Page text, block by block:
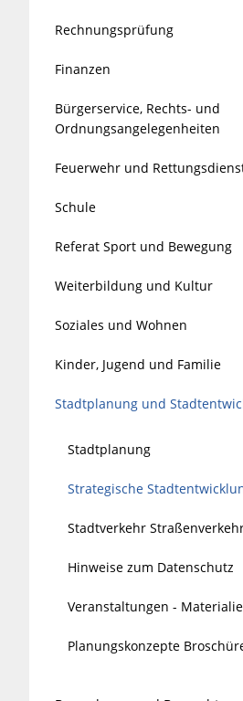
Rechnungsprüfung
Finanzen
Bürgerservice, Rechts- und
Ordnungsangelegenheiten
Feuerwehr und
Schule
Referat Sport und Bewegung
Weiterbildung und Kultur
Soziales und Wohnen
Kinder, Jugend und Familie
Stadtplanung und
Stadtplanung
Strategische
Stadtverkehr
Hinweise zum Datenschutz
Veranstaltungen -
Planungskonzepte